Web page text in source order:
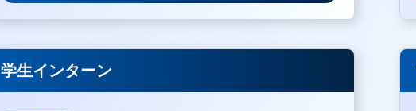
学生インターン